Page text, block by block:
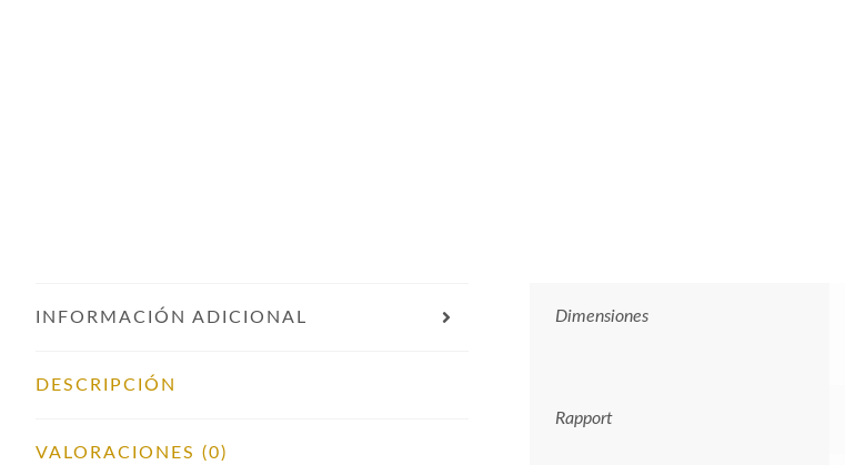
INFORMACIÓN ADICIONAL
DESCRIPCIÓN
VALORACIONES (0)
Dimensiones
Rapport